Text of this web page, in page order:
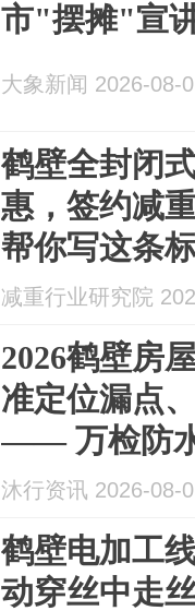
市"摆摊"宣
大象新闻 2026-08-
鹤壁全封闭
惠，签约减
帮你写这条
吗？
减重行业研究院
2026鹤壁房
准定位漏点
—— 万检防
补漏
沐行资讯 2026-08-
鹤壁电加工
动穿丝中走